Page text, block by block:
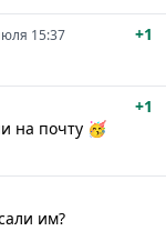
15:37
+1
+1
на почту 🥳
им?